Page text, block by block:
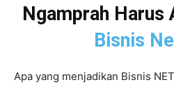
Ngamprah Harus
Bisnis
Apa yang menjadikan Bisnis